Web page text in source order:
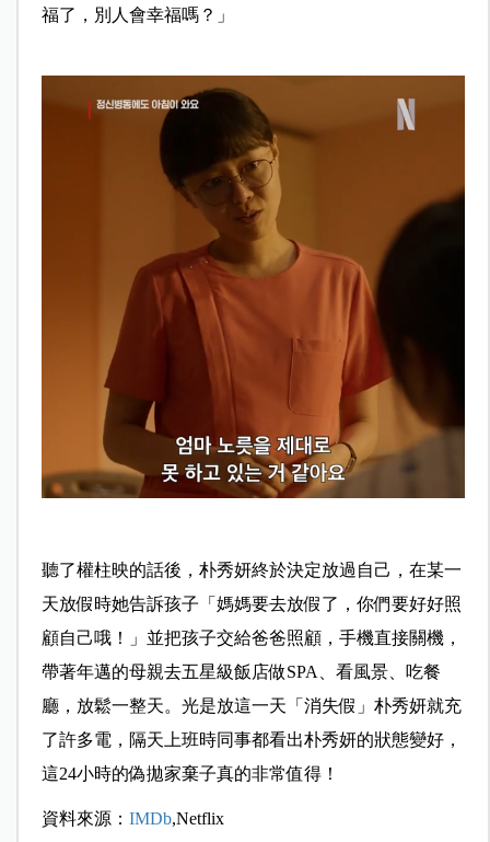
福了，別人會幸福嗎？」
聽了權柱映的話後，朴秀妍終於決定放過自己，在某一
天放假時她告訴孩子「媽媽要去放假了，你們要好好照
顧自己哦！」並把孩子交給爸爸照顧，手機直接關機，
帶著年邁的母親去五星級飯店做SPA、看風景、吃餐
廳，放鬆一整天。光是放這一天「消失假」朴秀妍就充
了許多電，隔天上班時同事都看出朴秀妍的狀態變好，
這24小時的偽拋家棄子真的非常值得！
資料來源： IMDb,Netflix